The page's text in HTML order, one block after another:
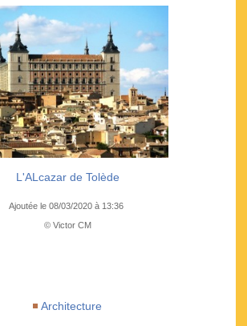
L'ALcazar de Tolède
Ajoutée le 08/03/2020 à 13:36
© Victor CM
Architecture